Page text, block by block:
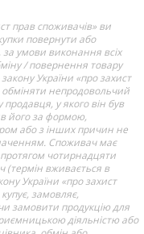
прав споживачів» ви
повернути або
умови виконання всіх
/ повернення товару
України «про захист
непродовольчий
у якого він був
його за формою,
або з інших причин не
Споживач має
чотирнадцяти
(термін вживається в
України «про захист
замовляє,
замовити продукцію для
діяльністю або